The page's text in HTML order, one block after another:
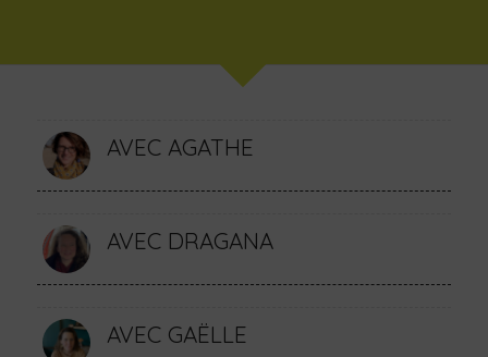
AVEC AGATHE
AVEC DRAGANA
AVEC GAËLLE